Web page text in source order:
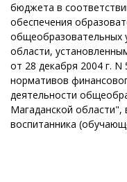
бюджета в
обеспечения
общеобразовательных
области,
от 28 декабря 2004 г.
нормативов
деятельности
Магаданской области",
воспитанника